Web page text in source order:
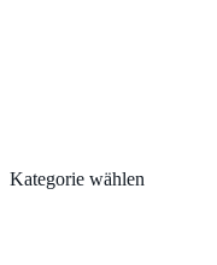
Kategorie wählen